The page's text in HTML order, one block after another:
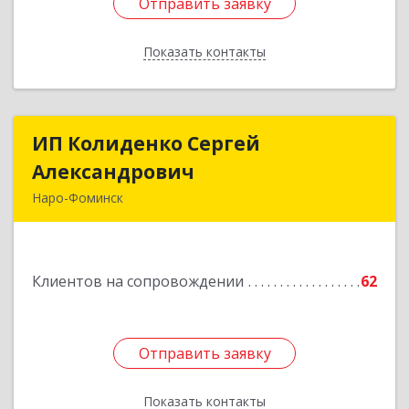
Показать контакты
Назад
ИП Колиденко Сергей
Александрович
Наро-Фоминск
Клиентов на сопровождении 62
Отправить заявку
Показать контакты
ИП Колиденко Сергей
Отправить заявку
Назад